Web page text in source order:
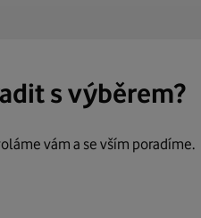
s výběrem?
vám a se vším poradíme.